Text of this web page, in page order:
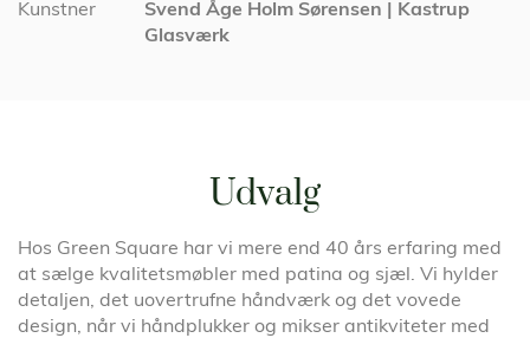
Kunstner
Svend Åge Holm Sørensen | Kastrup
Glasværk
Udvalg
Hos Green Square har vi mere end 40 års erfaring med
at sælge kvalitetsmøbler med patina og sjæl. Vi hylder
detaljen, det uovertrufne håndværk og det vovede
design, når vi håndplukker og mikser antikviteter med